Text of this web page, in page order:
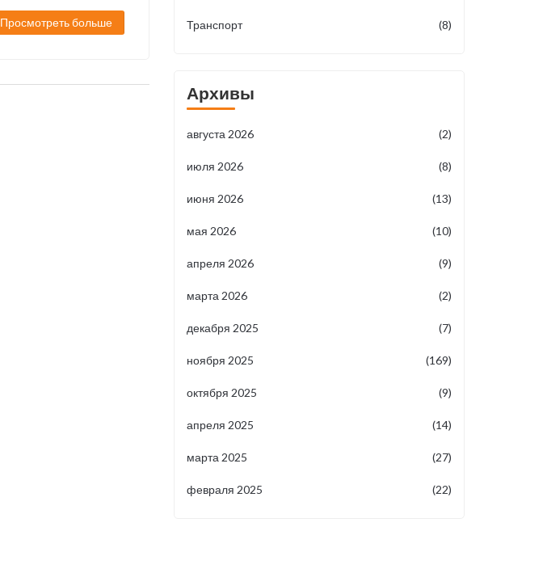
Просмотреть больше Транспорт (8)
Архивы
августа 2026 (2)
июля 2026 (8)
июня 2026 (13)
мая 2026 (10)
апреля 2026 (9)
марта 2026 (2)
декабря 2025 (7)
ноября 2025 (169)
октября 2025 (9)
апреля 2025 (14)
марта 2025 (27)
февраля 2025 (22)